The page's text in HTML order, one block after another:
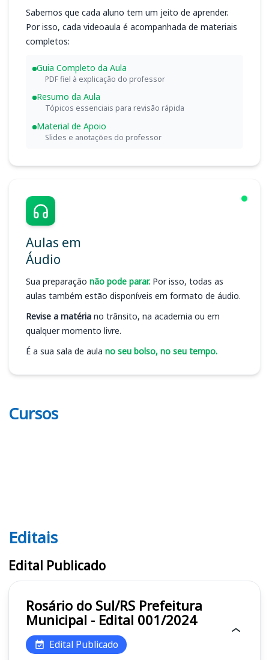
Sabemos que cada aluno tem um jeito de aprender.
Por isso, cada videoaula é acompanhada de materiais
completos:
Guia Completo da Aula
PDF fiel à explicação do professor
Resumo da Aula
Tópicos essenciais para revisão rápida
Material de Apoio
Slides e anotações do professor
Aulas em
Áudio
Sua preparação não pode parar. Por isso, todas as
aulas também estão disponíveis em formato de áudio.
Revise a matéria no trânsito, na academia ou em
qualquer momento livre.
É a sua sala de aula no seu bolso, no seu tempo.
Cursos
Editais
Editais
Edital Publicado
Rosário do Sul/RS Prefeitura
Municipal - Edital 001/2024
Edital Publicado